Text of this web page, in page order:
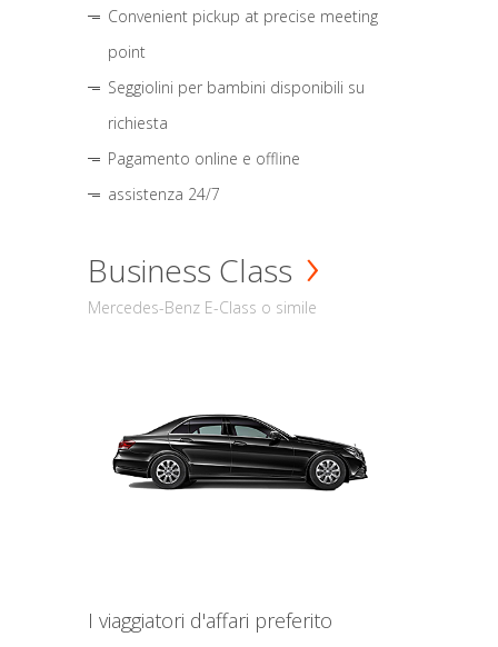
Convenient pickup at precise meeting
point
Seggiolini per bambini disponibili su
richiesta
Pagamento online e offline
assistenza 24/7
Business Class
Mercedes-Benz E-Class o simile
I viaggiatori d'affari preferito